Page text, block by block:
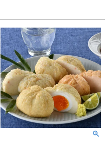
のセットは満足間違いなしで
す。 焼酎は熊本球磨焼酎の老舗
蔵元「常楽酒造」と共同開発し
た一品で、馬刺しに合うよう味
と風味にこだわりました。いつ
もよりちょっと贅沢な晩酌をお
楽しみください。
【お酒は20歳になってから。
飲酒運転は法律で禁止されて